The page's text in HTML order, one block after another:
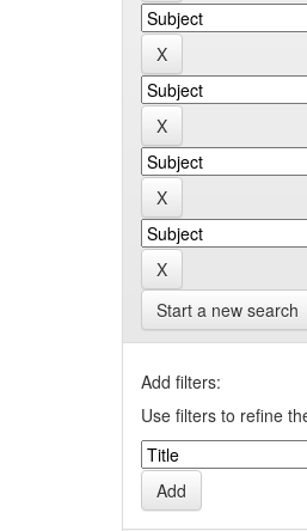
Start a new search
Add filters:
Use filters to refine